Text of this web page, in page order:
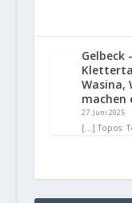
Gelbeck
Wasina,
machen
27. Juni 2025
[…] Topos: